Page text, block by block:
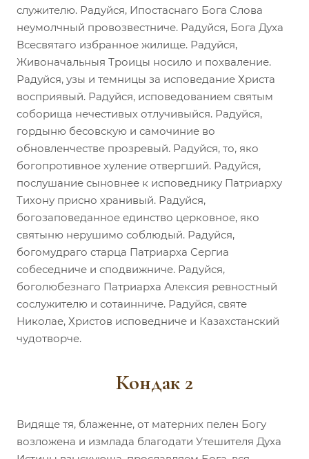
служителю. Радуйся, Ипостаснаго Бога Слова
неумолчный провозвестниче. Радуйся, Бога Духа
Всесвятаго избранное жилище. Радуйся,
Живоначальныя Троицы носило и похваление.
Радуйся, узы и темницы за исповедание Христа
восприявый. Радуйся, исповедованием святым
соборища нечестивых отлучивыйся. Радуйся,
гордыню бесовскую и самочиние во
обновленчестве прозревый. Радуйся, то, яко
богопротивное хуление отвергший. Радуйся,
послушание сыновнее к исповеднику Патриарху
Тихону присно хранивый. Радуйся,
богозаповеданное единство церковное, яко
святыню нерушимо соблюдый. Радуйся,
богомудраго старца Патриарха Сергиа
собеседниче и сподвижниче. Радуйся,
боголюбезнаго Патриарха Алексия ревностный
сослужителю и сотаинниче. Радуйся, святе
Николае, Христов исповедниче и Казахстанский
чудотворче.
Кондак 2
Видяще тя, блаженне, от матерних пелен Богу
возложена и измлада благодати Утешителя Духа